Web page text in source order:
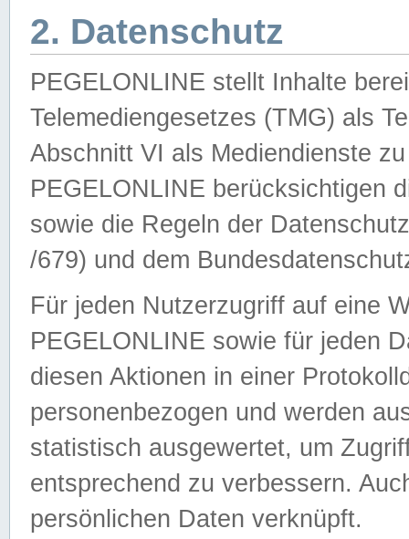
2. Datenschutz
PEGELONLINE stellt Inhalte
Telemediengesetzes (TMG) als
Abschnitt VI als Mediendienste
PEGELONLINE berücksichtigen
sowie die Regeln der
/679) und dem
Für jeden Nutzerzugriff auf eine
PEGELONLINE sowie für jeden
diesen Aktionen in einer
personenbezogen und werden
statistisch ausgewertet, um
entsprechend zu verbessern.
persönlichen Daten verknüpft.